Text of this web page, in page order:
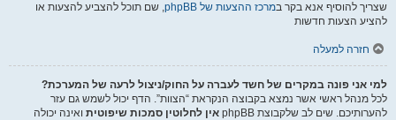
שצריך להוסיף אנא בקר במרכז ההצעות של phpBB
, שם תוכל להצביע להצעות או
להציע הצעות חדשות
חזרה למעלה
למי אני פונה במקרים של חשד לעברה על החוק/ניצול לרעה של המערכת?
לכל מנהל ראשי אשר נמצא בקבוצה הנקראת “הצוות”. הדף יכול לשמש גם עזר
להערותיכם. שים לב שלקבוצת phpBB
אין לחלוטין סמכות שיפוטית ואינה יכולה